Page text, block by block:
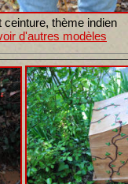
ceinture, thème indien
d'autres modèles